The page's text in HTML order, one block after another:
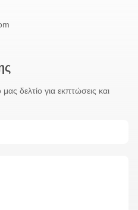
δελτίο για εκπτώσεις και